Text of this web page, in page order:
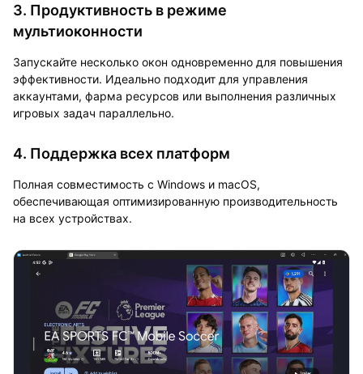
3. Продуктивность в режиме
мультиоконности
Запускайте несколько окон одновременно для повышения
эффективности. Идеально подходит для управления
аккаунтами, фарма ресурсов или выполнения различных
игровых задач параллельно.
4. Поддержка всех платформ
Полная совместимость с Windows и macOS,
обеспечивающая оптимизированную производительность
на всех устройствах.